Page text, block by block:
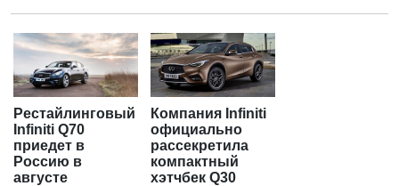
Рестайлинговый
Infiniti Q70
приедет в
Россию в
августе
Компания Infiniti
официально
рассекретила
компактный
хэтчбек Q30